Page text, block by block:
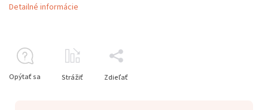
Detailné informácie
Opýtať sa Strážiť Zdieľať